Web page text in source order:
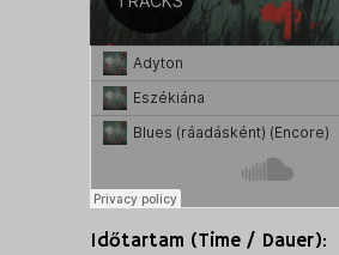
Időtartam (Time / Dauer):